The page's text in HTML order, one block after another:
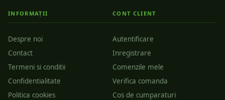
INFORMAȚII
Despre noi
Contact
Termeni si conditii
Confidentialitate
Politica cookies
CONT CLIENT
Autentificare
Inregistrare
Comenzile mele
Verifica comanda
Cos de cumparaturi